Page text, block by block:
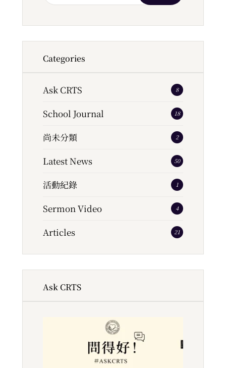
Categories
Ask CRTS 8
School Journal 18
尚未分類 2
Latest News 50
活動紀錄 1
Sermon Video 4
Articles 21
Ask CRTS